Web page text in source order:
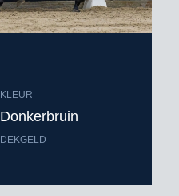
KLEUR
Donkerbruin
DEKGELD